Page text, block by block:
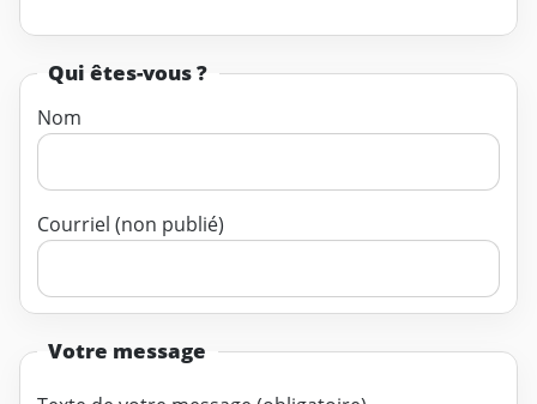
Qui êtes-vous ?
Nom
Courriel (non publié)
Votre message